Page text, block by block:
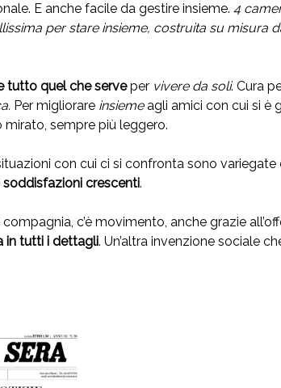
E anche facile da gestire insieme. 4
per stare insieme, costruita su misura
tutto quel che serveper vivere da soli. Cura
Per migliorare insiemeagli amici con cui si è
mirato, sempre più leggero.
con cui ci si confronta sono variegate
soddisfazioni crescenti.
c’è movimento, anche grazie
in tutti i dettagli. Un’altra invenzione sociale